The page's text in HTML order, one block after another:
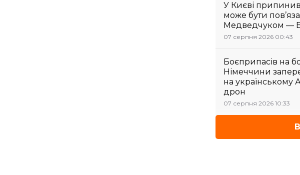
У Києві
може бути
Медведчуком —
07 серпня 2026 00:43
Боєприпасів на
Німеччини
на українському
дрон
07 серпня 2026 10:33